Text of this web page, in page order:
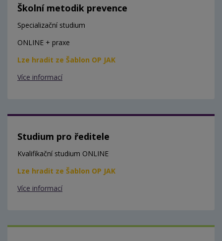
Školní metodik prevence
Specializační studium
ONLINE + praxe
Lze hradit ze Šablon OP JAK
Více informací
Studium pro ředitele
Kvalifikační studium ONLINE
Lze hradit ze Šablon OP JAK
Více informací